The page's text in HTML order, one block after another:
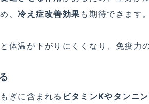
、 冷え症改善効果 も期待できます。
体温が下がりにくくなり、免疫力
ぎに含まれる ビタミンKやタンニ